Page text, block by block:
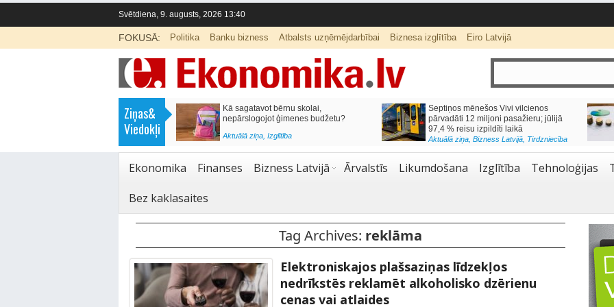
Svētdiena, 9. augusts, 2026 13:40
FOKUSĀ: Politika Banku bizness Atbalsts uzņēmējdarbībai Biznesa izglītība Eiro Latvijā
Ziņas&
Viedokļi
Labklājības ministrija rosina reformēt
un būtiski uzlabot vecāku pabalstu
Kā sagatavot bērnu skolai,
nepārslogojot ģimenes budžetu?
Aktuālā ziņa, Izglītība
Septiņos mēnešos Vivi vilcienos
pārvadāti 12 miljoni pasažieru; jūlijā
97,4 % reisu izpildīti laikā
Aktuālā ziņa, Bizness Latvijā, Tirdzniecība
Ekonomika Finanses Bizness Latvijā Ārvalstīs Likumdošana Izglītība Tehnoloģijas
Bez kaklasaites
Tag Archives: reklāma
Elektroniskajos plašsaziņas līdzekļos
nedrīkstēs reklamēt alkoholisko dzērienu
cenas vai atlaides